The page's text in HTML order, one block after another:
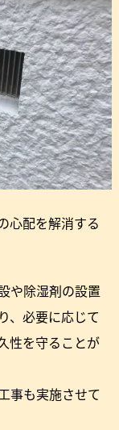
心配を解消する
や除湿剤の設置
、必要に応じて
性を守ることが
事も実施させて